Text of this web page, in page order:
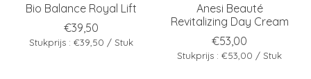
Bio Balance Royal Lift
€39,50
Stukprijs : €39,50 / Stuk
Anesi Beauté
Revitalizing Day Cream
€53,00
Stukprijs : €53,00 / Stuk